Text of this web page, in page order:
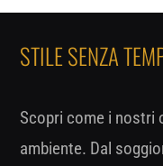
STILE SENZA
Scopri come i nostri
ambiente. Dal